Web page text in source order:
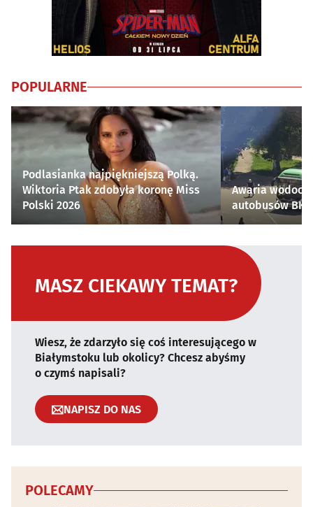
POPULARNE
Podlasianka najpiękniejszą Polką.
Wiktoria Ptak zdobyła koronę Miss
Polski 2026
Awaria
autobusów
MASZ CIEKAWY TEMAT?
Wiesz, że zdarzyło się coś interesującego w
Białymstoku lub okolicy? Chcesz abyśmy
o czymś napisali?
NAPISZ DO NAS
POLECAMY